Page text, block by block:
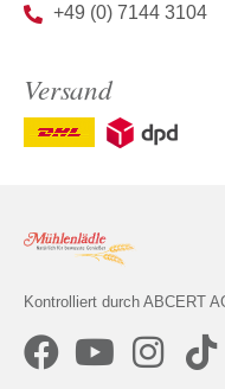
Kontrolliert durch ABCERT
+49 (0) 7144 3104
Versand